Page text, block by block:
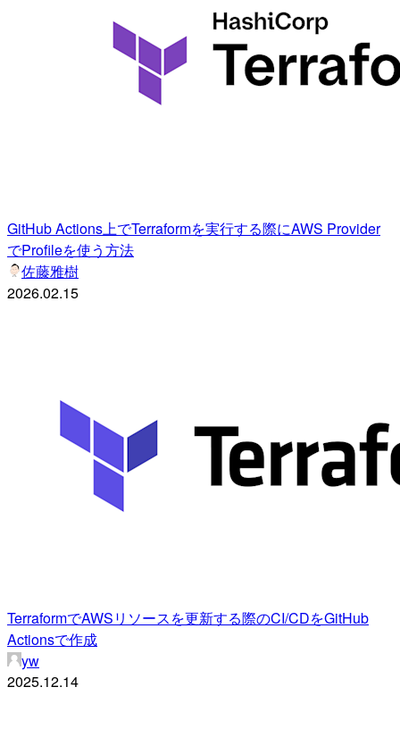
GitHub Actions上でTerraformを実行する際にAWS Provider
でProfileを使う方法
佐藤雅樹
2026.02.15
TerraformでAWSリソースを更新する際のCI/CDをGitHub
Actionsで作成
yw
2025.12.14